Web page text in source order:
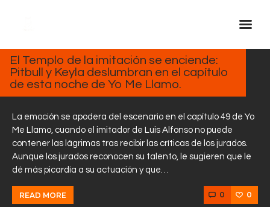
Inicio Real FM
Streaming
En Vivo
Descarga La APP
Programas
Noticias
Equipo
2025
El Templo de la imitación se enciende:
Pitbull y Keyla deslumbran en el capítulo
de esta noche de Yo Me Llamo.
La emoción se apodera del escenario en el capítulo 49 de Yo
Me Llamo, cuando el imitador de Luis Alfonso no puede
contener las lágrimas tras recibir las críticas de los jurados.
Aunque los jurados reconocen su talento, le sugieren que le
dé más picardía a su actuación y que…
READ MORE 0 0